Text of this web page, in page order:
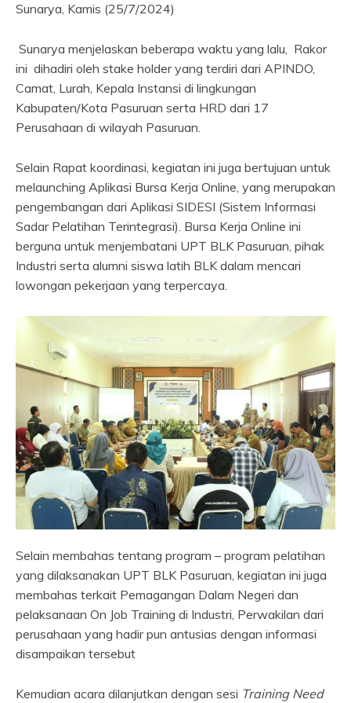
Sunarya, Kamis (25/7/2024)
Sunarya menjelaskan beberapa waktu yang lalu, Rakor
ini dihadiri oleh stake holder yang terdiri dari APINDO,
Camat, Lurah, Kepala Instansi di lingkungan
Kabupaten/Kota Pasuruan serta HRD dari 17
Perusahaan di wilayah Pasuruan.
Selain Rapat koordinasi, kegiatan ini juga bertujuan untuk
melaunching Aplikasi Bursa Kerja Online, yang merupakan
pengembangan dari Aplikasi SIDESI (Sistem Informasi
Sadar Pelatihan Terintegrasi). Bursa Kerja Online ini
berguna untuk menjembatani UPT BLK Pasuruan, pihak
Industri serta alumni siswa latih BLK dalam mencari
lowongan pekerjaan yang terpercaya.
Selain membahas tentang program – program pelatihan
yang dilaksanakan UPT BLK Pasuruan, kegiatan ini juga
membahas terkait Pemagangan Dalam Negeri dan
pelaksanaan On Job Training di Industri, Perwakilan dari
perusahaan yang hadir pun antusias dengan informasi
disampaikan tersebut
Kemudian acara dilanjutkan dengan sesi Training Need